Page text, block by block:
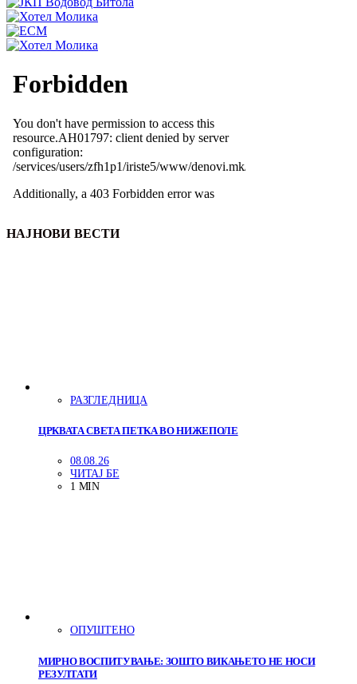
НАЈНОВИ ВЕСТИ
РАЗГЛЕДНИЦА
ЦРКВАТА СВЕТА ПЕТКА ВО НИЖЕПОЛЕ
08.08.26
ЧИТАЈ БЕ
1 MIN
ОПУШТЕНО
МИРНО ВОСПИТУВАЊЕ: ЗОШТО ВИКАЊЕТО НЕ НОСИ
РЕЗУЛТАТИ